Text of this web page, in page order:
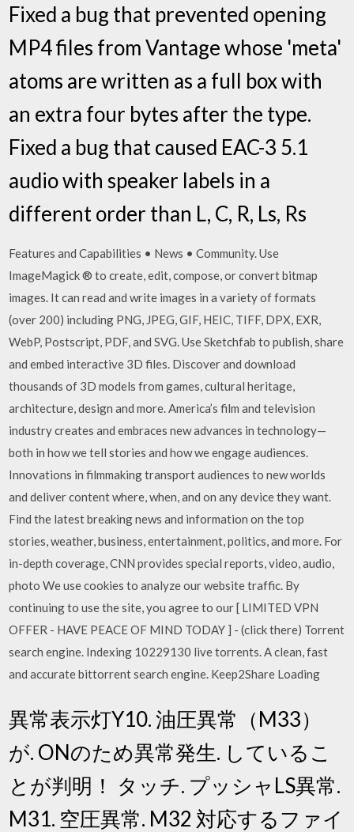
Fixed a bug that prevented opening
MP4 files from Vantage whose 'meta'
atoms are written as a full box with
an extra four bytes after the type.
Fixed a bug that caused EAC-3 5.1
audio with speaker labels in a
different order than L, C, R, Ls, Rs
Features and Capabilities • News • Community. Use
ImageMagick ® to create, edit, compose, or convert bitmap
images. It can read and write images in a variety of formats
(over 200) including PNG, JPEG, GIF, HEIC, TIFF, DPX, EXR,
WebP, Postscript, PDF, and SVG. Use Sketchfab to publish, share
and embed interactive 3D files. Discover and download
thousands of 3D models from games, cultural heritage,
architecture, design and more. America’s film and television
industry creates and embraces new advances in technology—
both in how we tell stories and how we engage audiences.
Innovations in filmmaking transport audiences to new worlds
and deliver content where, when, and on any device they want.
Find the latest breaking news and information on the top
stories, weather, business, entertainment, politics, and more. For
in-depth coverage, CNN provides special reports, video, audio,
photo We use cookies to analyze our website traffic. By
continuing to use the site, you agree to our [ LIMITED VPN
OFFER - HAVE PEACE OF MIND TODAY ] - (click there) Torrent
search engine. Indexing 10229130 live torrents. A clean, fast
and accurate bittorrent search engine. Keep2Share Loading
異常表示灯Y10. 油圧異常（M33）
が. ONのため異常発生. しているこ
とが判明！ タッチ. プッシャLS異常.
M31. 空圧異常. M32 対応するファイ